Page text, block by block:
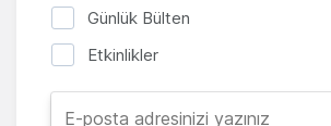
Günlük Bülten
Etkinlikler